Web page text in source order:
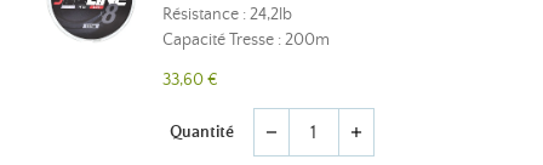
Résistance : 24,2lb
Capacité Tresse : 200m
33,60 €
Quantité remove add